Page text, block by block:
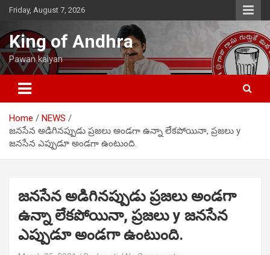
Skip
content
Friday, August 7, 2026
King of Andhra
Pawan kalyan
Home
NEWS
జనసేన అడిగినప్పుడు ప్రజలు అండగా ఉన్నా లేకపోయినా, ప్రజలు y
జనసేన ఎప్పుడూ అండగా ఉంటుంది.
జనసేన అడిగినప్పుడు ప్రజలు అండగా
ఉన్నా లేకపోయినా, ప్రజలు y జనసేన
ఎప్పుడూ అండగా ఉంటుంది.